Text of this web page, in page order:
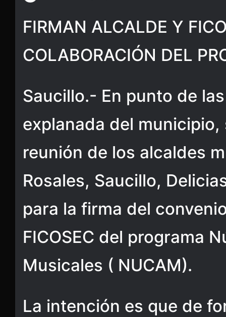
FIRMAN ALCALDE Y
COLABORACIÓN DEL
Saucillo.- En punto de
explanada del municipio,
reunión de los alcaldes
Rosales, Saucillo,
para la firma del
FICOSEC del programa
Musicales ( NUCAM).
La intención es que de